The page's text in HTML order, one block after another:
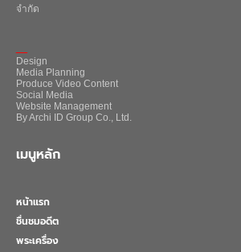
จำกัด
Design
Media Planning
Produce Video Content
Social Media
Website Management
By Archi ID Group Co., Ltd.
เมนูหลัก
หน้าแรก
ชื่นชมอดีต
พระเครื่อง